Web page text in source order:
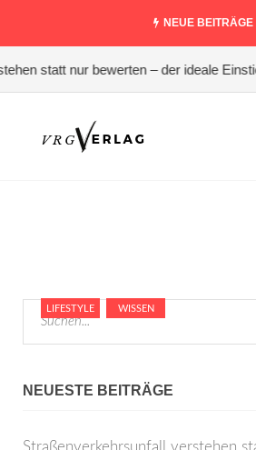
NEUE BEITRÄGE
statt nur bewerten – der ideale
NEUESTE BEITRÄGE
Straßenverkehrsunfall verstehen
LIFESTYLE WISSEN